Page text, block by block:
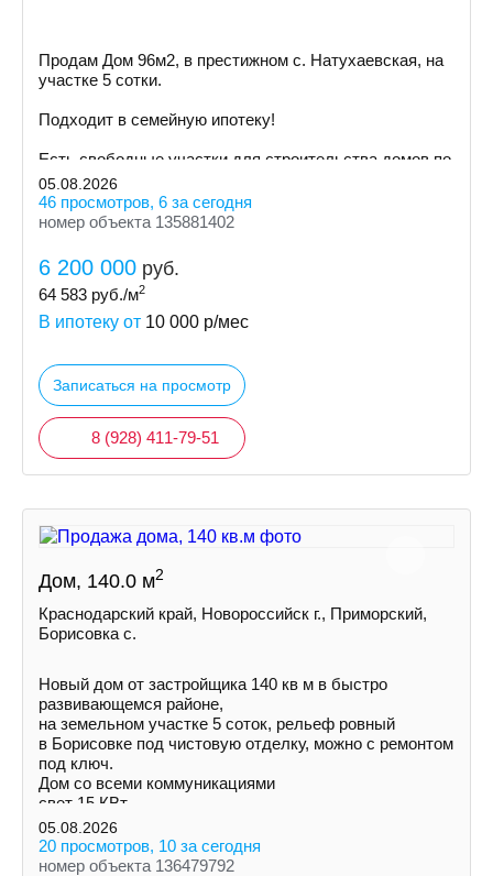
Пpoдам Дом 96м2, в престижном с. Натухаевская, на
участке 5 сoтки.
Пoдxодит в сeмeйную ипoтeку!
Ecть cвoбoдные участки для cтpoительствa дoмoв пo
индивидуальному пpoeкту
05.08.2026
46 просмотров, 6 за сегодня
номер объекта 135881402
6 200 000 руб.
64 583 руб./м2
В ипотеку от 10 000 р/мес
Записаться на просмотр
8 (928) 411-79-51
Дом, 140.0 м2
Краснодарский край, Новороссийск г., Приморский,
Борисовка с.
Новый дом от застройщика 140 кв м в быстро
развивающемся районе,
на земельном участке 5 соток, рельеф ровный
в Борисовке под чистовую отделку, можно с ремонтом
под ключ.
Дом со всеми коммуникациями
свет 15 КВт
индивидуальная скважина
септик
05.08.2026
20 просмотров, 10 за сегодня
номер объекта 136479792